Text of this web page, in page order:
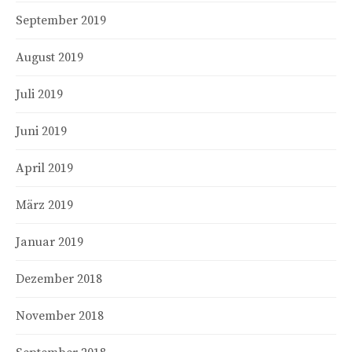
September 2019
August 2019
Juli 2019
Juni 2019
April 2019
März 2019
Januar 2019
Dezember 2018
November 2018